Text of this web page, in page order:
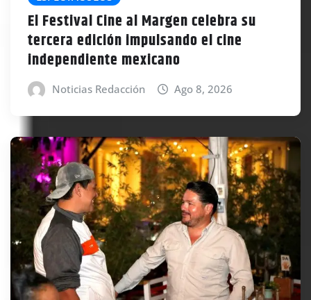
El Festival Cine al Margen celebra su
tercera edición impulsando el cine
independiente mexicano
Noticias Redacción Ago 8, 2026